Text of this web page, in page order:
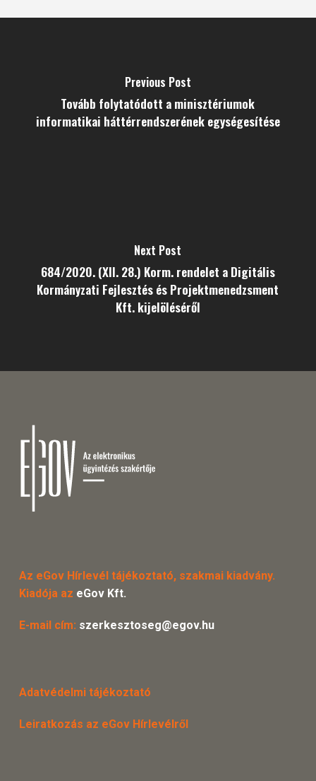
Previous Post
Tovább folytatódott a minisztériumok
informatikai háttérrendszerének egységesítése
Next Post
684/2020. (XII. 28.) Korm. rendelet a Digitális
Kormányzati Fejlesztés és Projektmenedzsment
Kft. kijelöléséről
Az eGov Hírlevél tájékoztató, szakmai kiadvány.
Kiadója az eGov Kft.
E-mail cím: szerkesztoseg@egov.hu
Adatvédelmi tájékoztató
Leiratkozás az eGov Hírlevélről